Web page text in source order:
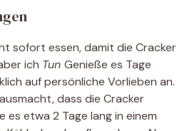
sofort essen, damit die Cracker
ich Tun Genieße es Tage
auf persönliche Vorlieben an.
dass die Cracker
es etwa 2 Tage lang in einem